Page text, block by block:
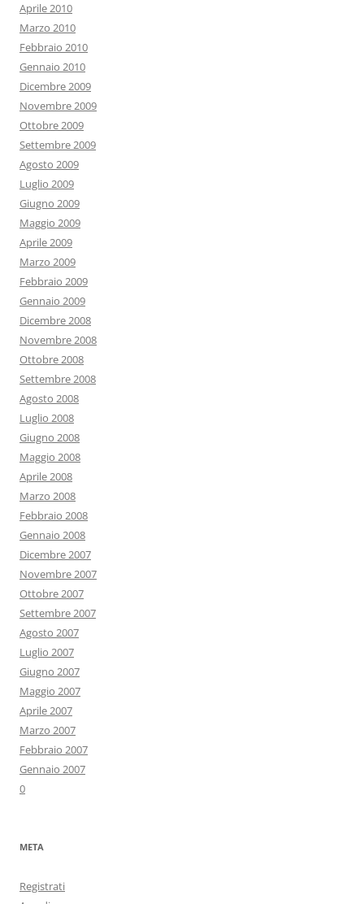
Aprile 2010
Marzo 2010
Febbraio 2010
Gennaio 2010
Dicembre 2009
Novembre 2009
Ottobre 2009
Settembre 2009
Agosto 2009
Luglio 2009
Giugno 2009
Maggio 2009
Aprile 2009
Marzo 2009
Febbraio 2009
Gennaio 2009
Dicembre 2008
Novembre 2008
Ottobre 2008
Settembre 2008
Agosto 2008
Luglio 2008
Giugno 2008
Maggio 2008
Aprile 2008
Marzo 2008
Febbraio 2008
Gennaio 2008
Dicembre 2007
Novembre 2007
Ottobre 2007
Settembre 2007
Agosto 2007
Luglio 2007
Giugno 2007
Maggio 2007
Aprile 2007
Marzo 2007
Febbraio 2007
Gennaio 2007
0
META
Registrati